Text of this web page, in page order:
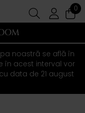
0
noastră se află în
în acest interval vor
data de 21 august